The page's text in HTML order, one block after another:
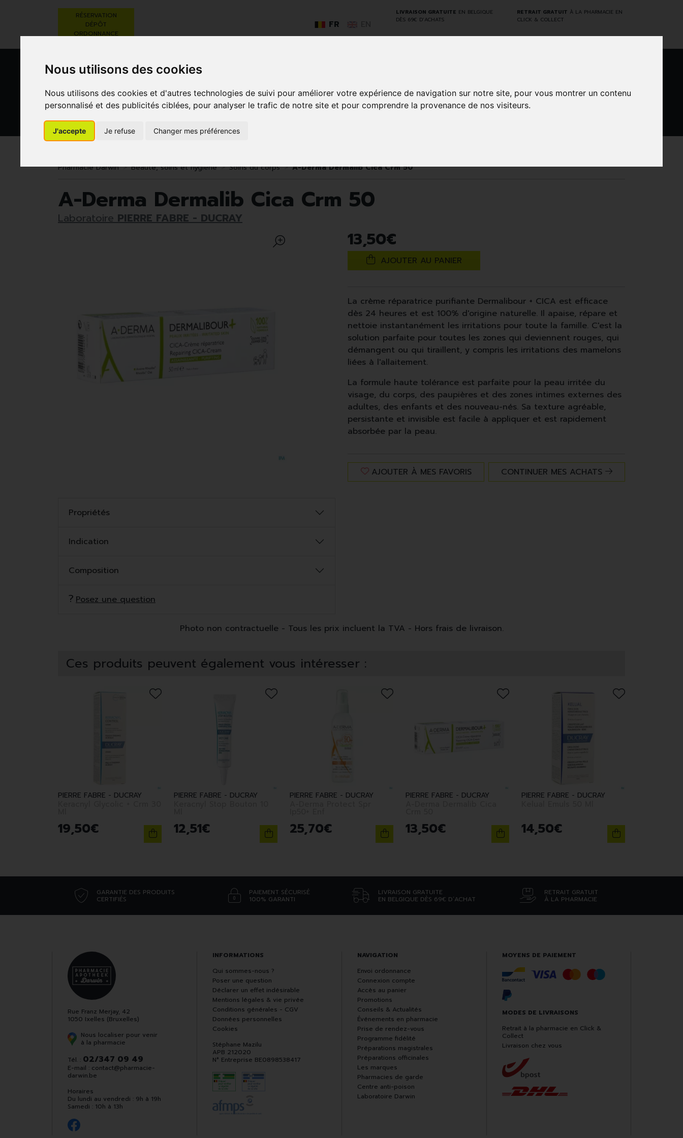
Nous utilisons des cookies
Nous utilisons des cookies et d'autres technologies de suivi pour améliorer votre expérience de navigation sur notre site, pour vous montrer un contenu
personnalisé et des publicités ciblées, pour analyser le trafic de notre site et pour comprendre la provenance de nos visiteurs.
J'accepte Je refuse Changer mes préférences
LIVRAISON GRATUITE EN BELGIQUE
DÈS 69€ D’ACHATS
RETRAIT GRATUIT À LA PHARMACIE EN
CLICK & COLLECT
FR
RÉSERVATION
DÉPÔT
ORDONNANCE
GO
BEAUTÉ,
SOINS ET
RÉGIME,
GROSSESSE
50+
Pharmacie Darwin Beauté, soins et hygiène Soins du corps A-Derma Dermalib Cica Crm 50
A-Derma Dermalib Cica Crm 50
Laboratoire PIERRE FABRE - DUCRAY
13,50€
AJOUTER AU PANIER
La crème réparatrice purifiante Dermalibour + CICA est efficace
dès 24 heures et est 100% d'origine naturelle. Il apaise, répare et
nettoie instantanément les irritations pour toute la famille. C'est la
solution parfaite pour toutes les zones qui deviennent rouges, qui
démangent ou qui tiraillent, y compris les irritations des mamelons
liées à l'allaitement.
La formule haute tolérance est parfaite pour la peau irritée du
visage, du corps, des paupières et des zones intimes externes des
adultes, des enfants et des nouveau-nés. Sa texture agréable,
persistante et invisible est facile à appliquer et est rapidement
absorbée par la peau.
AJOUTER À MES FAVORIS CONTINUER MES ACHATS
Propriétés
Indication
Composition
Posez une question
Photo non contractuelle - Tous les prix incluent la TVA - Hors frais de livraison.
Ces produits peuvent également vous intéresser :
PIERRE FABRE - DUCRAY
19,50€
PIERRE FABRE - DUCRAY
12,51€
PIERRE FABRE - DUCRAY
25,70€
PIERRE FABRE - DUCRAY
13,50€
PIERRE FABRE - DUCRAY
14,50€
GARANTIE DES PRODUITS
CERTIFIÉS
PAIEMENT SÉCURISÉ
100% GARANTI
LIVRAISON GRATUITE
EN BELGIQUE DÈS 69€ D’ACHAT
RETRAIT GRATUIT
À LA PHARMACIE
Rue Franz Merjay, 42
1050 Ixelles (Bruxelles)
Nous localiser pour venir
à la pharmacie
Tél. : 02/347 09 49
E-mail : contact@pharmacie-
darwin.be
Horaires
Du lundi au vendredi : 9h à 19h
Samedi : 10h à 13h
INFORMATIONS
Qui sommes-nous ?
Poser une question
Déclarer un effet indésirable
Mentions légales & vie privée
Conditions générales - CGV
Données personnelles
Cookies
Stéphane Mazilu
APB 212020
N° Entreprise BE0898538417
NAVIGATION
Envoi ordonnance
Connexion compte
Accès au panier
Promotions
Conseils & Actualités
Événements en pharmacie
Prise de rendez-vous
Programme fidélité
Préparations magistrales
Préparations officinales
Les marques
Pharmacies de garde
Centre anti-poison
Laboratoire Darwin
MOYENS DE PAIEMENT
MODES DE LIVRAISONS
Retrait à la pharmacie en Click &
Collect
Livraison chez vous